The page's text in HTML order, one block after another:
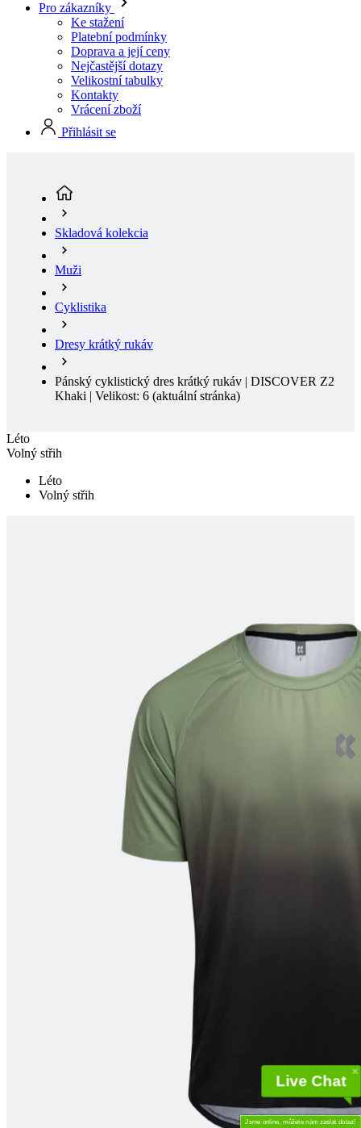
Pro zákazníky
Ke stažení
Platební podmínky
Doprava a její ceny
Nejčastější dotazy
Velikostní tabulky
Kontakty
Vrácení zboží
Přihlásit se
Skladová kolekcia
Muži
Cyklistika
Dresy krátký rukáv
Pánský cyklistický dres krátký rukáv | DISCOVER Z2
Khaki | Velikost: 6 (aktuální stránka)
Léto
Volný střih
Léto
Volný střih
Live Chat
Jsme online, můžete nám zaslat dotaz!